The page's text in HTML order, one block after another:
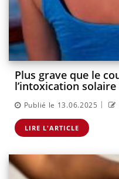
Plus grave que le
l’intoxication solaire
Publié le 13.06.2025 |
LIRE L'ARTICLE